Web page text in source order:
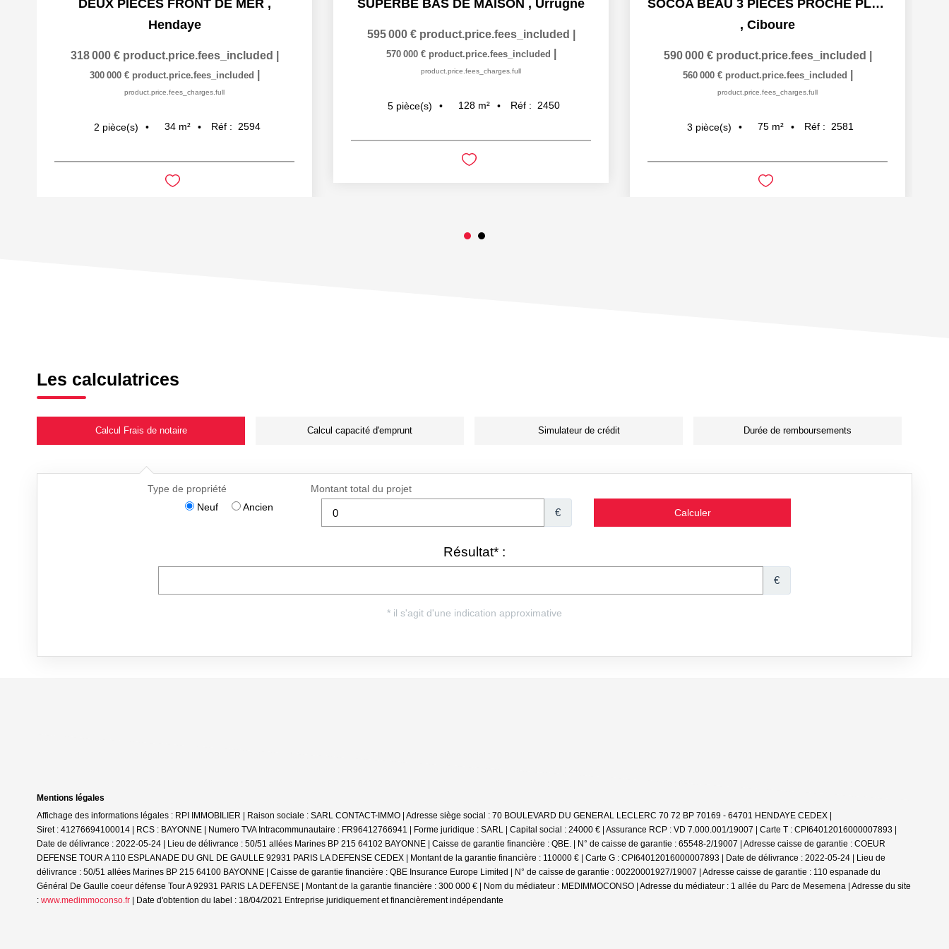
DEUX PIECES FRONT DE MER ,
Hendaye
318 000 € product.price.fees_included
300 000 € product.price.fees_included
product.price.fees_charges.full
2 pièce(s) 34 m² Réf : 2594
SUPERBE BAS DE MAISON , Urrugne
595 000 € product.price.fees_included
570 000 € product.price.fees_included
product.price.fees_charges.full
5 pièce(s) 128 m² Réf : 2450
SOCOA BEAU 3 PIECES PROCHE PLAGE
, Ciboure
590 000 € product.price.fees_included
560 000 € product.price.fees_included
product.price.fees_charges.full
3 pièce(s) 75 m² Réf : 2581
Les calculatrices
Calcul Frais de notaire Calcul capacité d'emprunt Simulateur de crédit Durée de remboursements
Mentions légales
Affichage des informations légales : RPI IMMOBILIER | Raison sociale : SARL CONTACT-IMMO | Adresse siège social : 70 BOULEVARD DU GENERAL LECLERC 70 72 BP 70169 - 64701 HENDAYE CEDEX |
Siret : 41276694100014 | RCS : BAYONNE | Numero TVA Intracommunautaire : FR96412766941 | Forme juridique : SARL | Capital social : 24000 € | Assurance RCP : VD 7.000.001/19007 | Carte T : CPI64012016000007893 |
Date de délivrance : 2022-05-24 | Lieu de délivrance : 50/51 allées Marines BP 215 64102 BAYONNE | Caisse de garantie financière : QBE. | N° de caisse de garantie : 65548-2/19007 | Adresse caisse de garantie : COEUR
DEFENSE TOUR A 110 ESPLANADE DU GNL DE GAULLE 92931 PARIS LA DEFENSE CEDEX | Montant de la garantie financière : 110000 € | Carte G : CPI64012016000007893 | Date de délivrance : 2022-05-24 | Lieu de
délivrance : 50/51 allées Marines BP 215 64100 BAYONNE | Caisse de garantie financière : QBE Insurance Europe Limited | N° de caisse de garantie : 00220001927/19007 | Adresse caisse de garantie : 110 espanade du
Général De Gaulle coeur défense Tour A 92931 PARIS LA DEFENSE | Montant de la garantie financière : 300 000 € | Nom du médiateur : MEDIMMOCONSO | Adresse du médiateur : 1 allée du Parc de Mesemena | Adresse du site
: www.medimmoconso.fr | Date d'obtention du label : 18/04/2021 Entreprise juridiquement et financièrement indépendante